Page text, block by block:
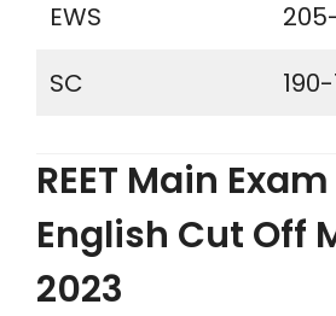
EWS
SC
REET Main
English Cut Off
2023